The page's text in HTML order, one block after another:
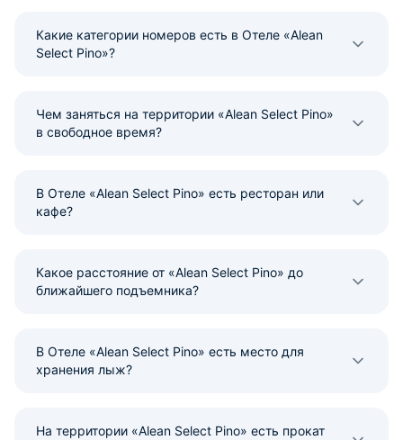
Какие категории номеров есть в Отеле «Alean
Select Pino»?
Чем заняться на территории «Alean Select Pino»
в свободное время?
В Отеле «Alean Select Pino» есть ресторан или
кафе?
Какое расстояние от «Alean Select Pino» до
ближайшего подъемника?
В Отеле «Alean Select Pino» есть место для
хранения лыж?
На территории «Alean Select Pino» есть прокат